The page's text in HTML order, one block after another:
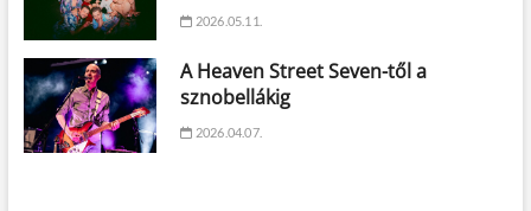
2026.05.11.
A Heaven Street Seven-től a
sznobellákig
2026.04.07.